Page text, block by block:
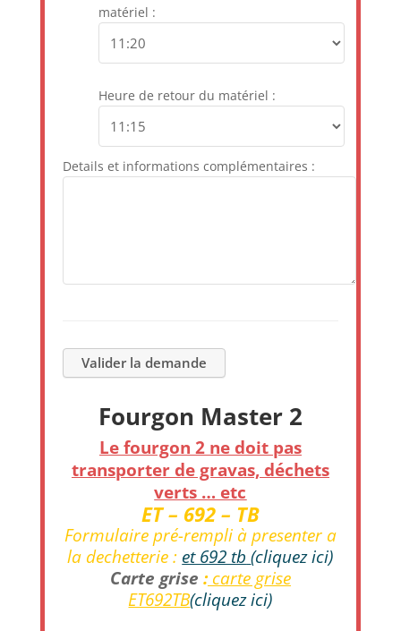
matériel :
Heure de retour du matériel :
Details et informations complémentaires :
Fourgon Master 2
Le fourgon 2 ne doit pas
transporter de gravas, déchets
verts … etc
ET – 692 – TB
Formulaire pré-rempli à presenter a
la dechetterie : et 692 tb (cliquez ici)
Carte grise : carte grise
ET692TB(cliquez ici)